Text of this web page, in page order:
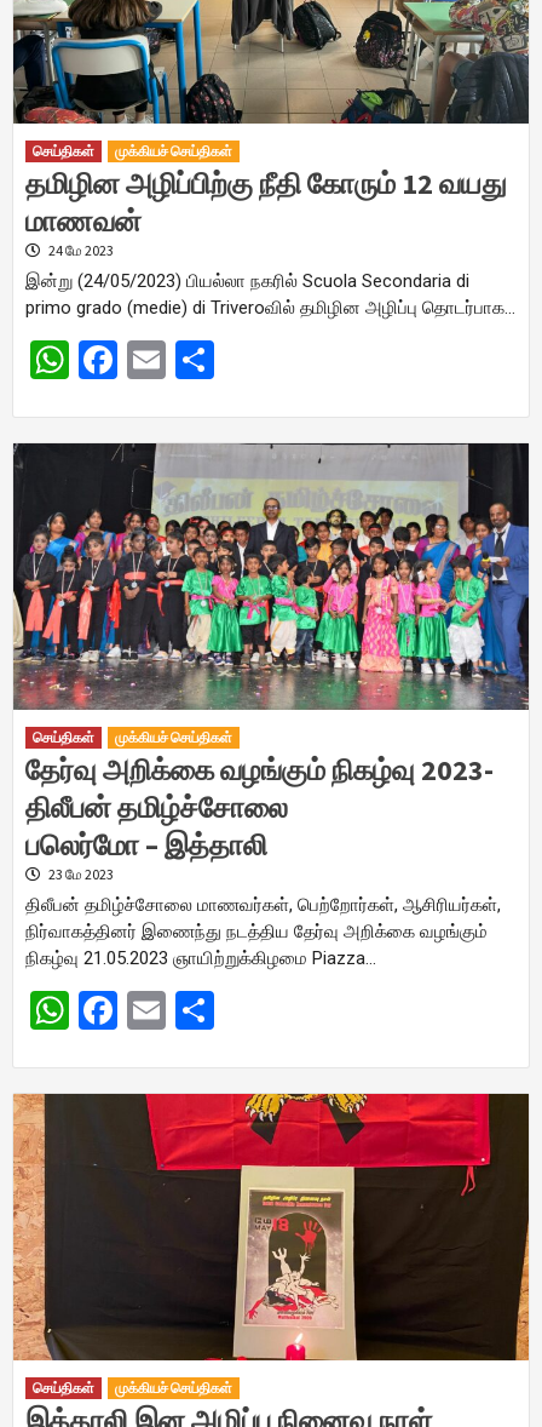
செய்திகள் முக்கியச் செய்திகள்
தமிழின அழிப்பிற்கு நீதி கோரும் 12 வயது
மாணவன்
24 மே 2023
இன்று (24/05/2023) பியல்லா நகரில் Scuola Secondaria di
primo grado (medie) di Triveroவில் தமிழின அழிப்பு தொடர்பாக…
WhatsApp
Facebook
Email
செய்திகள் முக்கியச் செய்திகள்
தேர்வு அறிக்கை வழங்கும் நிகழ்வு 2023-
திலீபன் தமிழ்ச்சோலை
பலெர்மோ – இத்தாலி
23 மே 2023
திலீபன் தமிழ்ச்சோலை மாணவர்கள், பெற்றோர்கள், ஆசிரியர்கள்,
நிர்வாகத்தினர் இணைந்து நடத்திய தேர்வு அறிக்கை வழங்கும்
நிகழ்வு 21.05.2023 ஞாயிற்றுக்கிழமை Piazza…
WhatsApp
Facebook
Email
செய்திகள் முக்கியச் செய்திகள்